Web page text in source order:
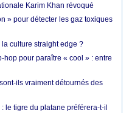
Karim Khan révoqué
» pour détecter les gaz toxiques
culture straight edge ?
pour paraître « cool » : entre
ils vraiment détournés des
le tigre du platane préférera-t-il